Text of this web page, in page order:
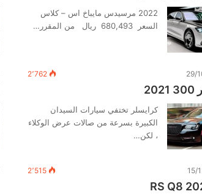
2022 مرسيدس مايباخ اس – كلاس
السعر 680,493 ريال من المقرر…
29/ 2٬762
كرايسلر تختفي سيارات السيدان
الكبيرة بسرعة من صالات عرض الوكلاء
، لكن…
15/ 2٬515
RS Q8